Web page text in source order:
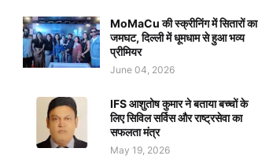
MoMaCu की स्क्रीनिंग में सितारों का
जमघट, दिल्ली में धूमधाम से हुआ भव्य
प्रीमियर
June 04, 2026
IFS आशुतोष कुमार ने बताया बच्चों के
लिए सिविल सर्विस और राष्ट्रसेवा का
सफलता मंत्र
May 19, 2026